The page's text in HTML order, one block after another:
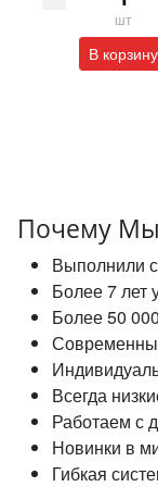
шт
В корзину
Почему
Выполнили
Более 7 лет
Более 50
Всегда
Работаем с
Новинки в
Гибкая